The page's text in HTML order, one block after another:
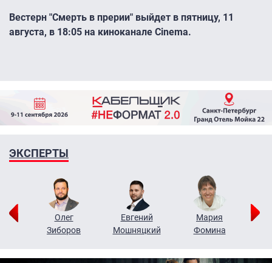
Вестерн "Смерть в прерии" выйдет в пятницу, 11
августа, в 18:05 на киноканале Cinema.
ЭКСПЕРТЫ
Олег
Зиборов
Евгений
Мошняцкий
Мария
Фомина